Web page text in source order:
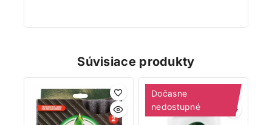
Súvisiace produkty
Dočasne
nedostupné
Zaregistrujte sa ešte dnes a my vám pripíšeme vstupný
bonus 200 bodov. Navyše za každé 1 € nákupu získate
1 bod do vášho vernostného účtu. Nakupujte
výhodnejšie!